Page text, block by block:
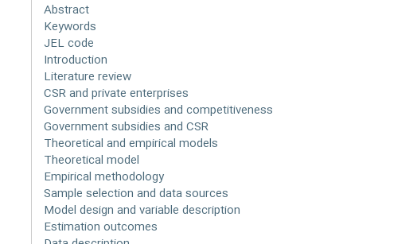
Abstract
Keywords
JEL code
Introduction
Literature review
CSR and private enterprises
Government subsidies and competitiveness
Government subsidies and CSR
Theoretical and empirical models
Theoretical model
Empirical methodology
Sample selection and data sources
Model design and variable description
Estimation outcomes